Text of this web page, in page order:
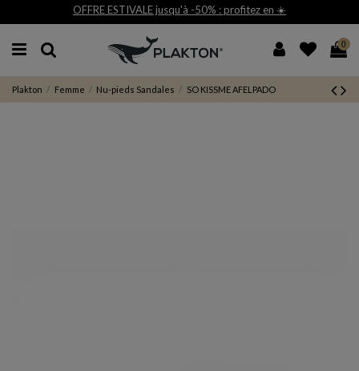
-50% : profitez en ☀️ Livraison et
0
Plakton Femme Nu-pieds Sandales SO KISSME AFELPADO